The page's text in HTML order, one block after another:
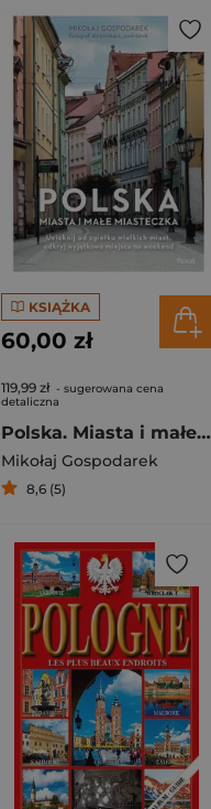
KSIĄŻKA
60,00 zł
119,99 zł - sugerowana cena
detaliczna
Polska. Miasta i małe miasteczka
Mikołaj Gospodarek
8,6 (5)